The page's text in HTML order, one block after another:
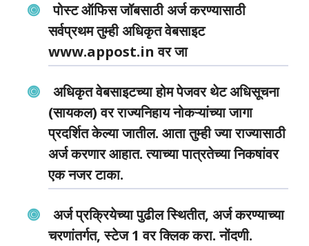
पोस्ट ऑफिस जॉबसाठी अर्ज करण्यासाठी
सर्वप्रथम तुम्ही अधिकृत वेबसाइट
www.appost.in वर जा
अधिकृत वेबसाइटच्या होम पेजवर थेट अधिसूचना
(सायकल) वर राज्यनिहाय नोकऱ्यांच्या जागा
प्रदर्शित केल्या जातील. आता तुम्ही ज्या राज्यासाठी
अर्ज करणार आहात. त्याच्या पात्रतेच्या निकषांवर
एक नजर टाका.
अर्ज प्रक्रियेच्या पुढील स्थितीत, अर्ज करण्याच्या
चरणांतर्गत, स्टेज 1 वर क्लिक करा. नोंदणी.